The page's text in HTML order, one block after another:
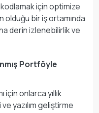
için optimize
bir iş ortamında
derin izlenebilirlik ve
Portföyle
için onlarca yıllık
yazılım geliştirme